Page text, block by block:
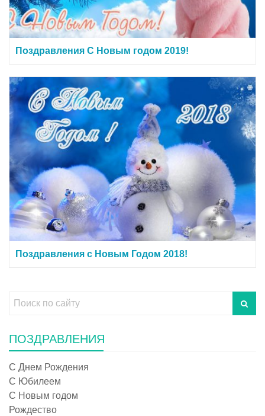
Поздравления С Новым годом 2019!
Поздравления с Новым Годом 2018!
ПОЗДРАВЛЕНИЯ
С Днем Рождения
С Юбилеем
С Новым годом
Рождество